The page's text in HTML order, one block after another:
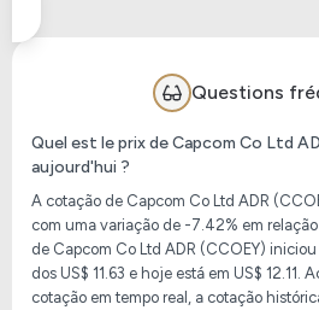
Questions
Quel est le prix de Capcom Co Ltd
aujourd'hui ?
A cotação de Capcom Co Ltd ADR
com uma variação de -7.42% em
de Capcom Co Ltd ADR (CCOEY)
dos US$ 11.63 e hoje está em US$ 12.11.
cotação em tempo real, a cotação